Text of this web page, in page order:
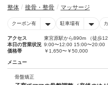
整体 接骨・整骨 マッサージ
クーポン有 駐車場有
アクセス
東宮原駅から890m （徒歩12
本日の営業状況 9:00〜12:00 15:00〜20:00
価格帯
￥1,650〜￥50,000
メニュー
骨盤矯正